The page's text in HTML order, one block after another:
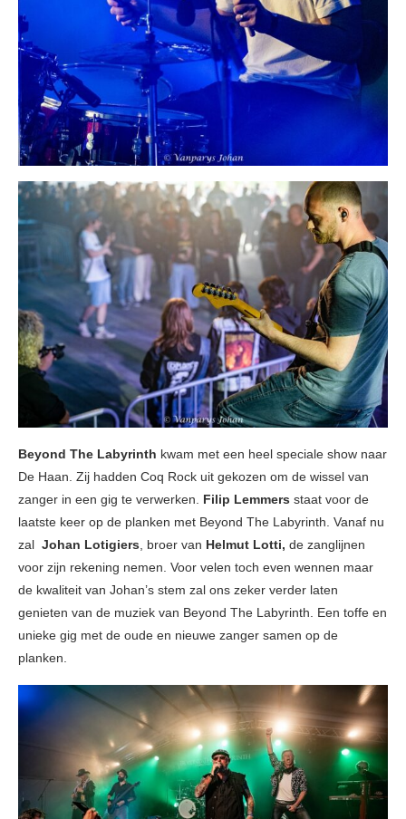
Beyond The Labyrinth kwam met een heel speciale show naar
De Haan. Zij hadden Coq Rock uit gekozen om de wissel van
zanger in een gig te verwerken. Filip Lemmers staat voor de
laatste keer op de planken met Beyond The Labyrinth. Vanaf nu
zal Johan Lotigiers , broer van Helmut Lotti, de zanglijnen
voor zijn rekening nemen. Voor velen toch even wennen maar
de kwaliteit van Johan’s stem zal ons zeker verder laten
genieten van de muziek van Beyond The Labyrinth. Een toffe en
unieke gig met de oude en nieuwe zanger samen op de
planken.